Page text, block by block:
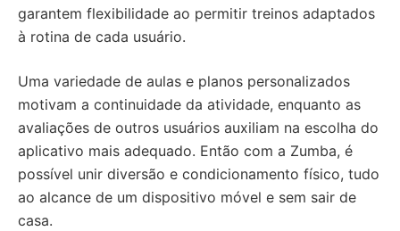
garantem flexibilidade ao permitir treinos adaptados
à rotina de cada usuário.
Uma variedade de aulas e planos personalizados
motivam a continuidade da atividade, enquanto as
avaliações de outros usuários auxiliam na escolha do
aplicativo mais adequado. Então com a Zumba, é
possível unir diversão e condicionamento físico, tudo
ao alcance de um dispositivo móvel e sem sair de
casa.